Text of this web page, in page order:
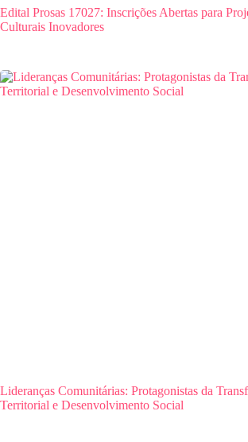
Edital Prosas 17027: Inscrições Abertas para
Culturais Inovadores
Lideranças Comunitárias: Protagonistas da
Territorial e Desenvolvimento Social